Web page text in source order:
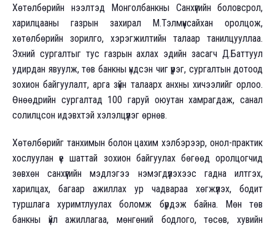
Хөтөлбөрийн нээлтэд Монголбанкны Санхүүгийн боловсрол,
харилцааны газрын захирал М.Тэлмүүнсайхан оролцож,
хөтөлбөрийн зорилго, хэрэгжилтийн талаар танилцууллаа.
Эхний сургалтыг тус газрын ахлах эдийн засагч Д.Баттуул
удирдан явуулж, төв банкны үндсэн чиг үүрэг, сургалтын дотоод
зохион байгуулалт, арга зүйн талаарх анхны хичээлийг орлоо.
Өнөөдрийн сургалтад 100 гаруй оюутан хамрагдаж, санал
солилцсон идэвхтэй хэлэлцүүлэг өрнөв.
Хөтөлбөрийг танхимын болон цахим хэлбэрээр, онол-практик
хослуулан үе шаттай зохион байгуулах бөгөөд оролцогчид
зөвхөн санхүүгийн мэдлэгээ нэмэгдүүлэхээс гадна илтгэх,
харилцах, багаар ажиллах ур чадвараа хөгжүүлэх, бодит
туршлага хуримтлуулах боломж бүрдэж байна. Мөн төв
банкны үйл ажиллагаа, мөнгөний бодлого, төсөв, хувийн